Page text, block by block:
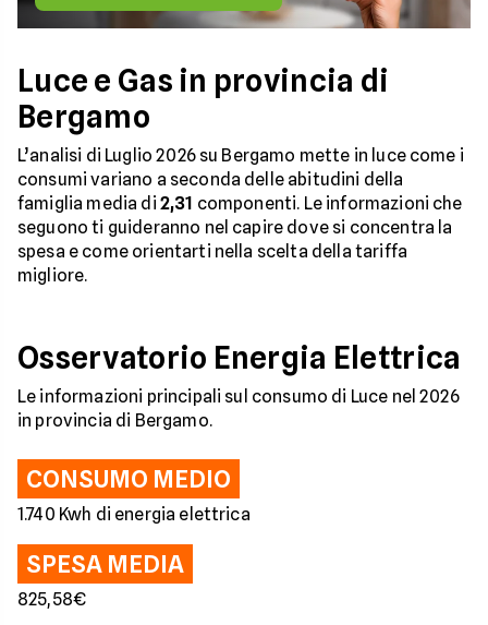
Luce e Gas in provincia di
Bergamo
L’analisi di Luglio 2026 su Bergamo mette in luce come i
consumi variano a seconda delle abitudini della
famiglia media di 2,31 componenti. Le informazioni che
seguono ti guideranno nel capire dove si concentra la
spesa e come orientarti nella scelta della tariffa
migliore.
Osservatorio Energia Elettrica
Le informazioni principali sul consumo di Luce nel 2026
in provincia di Bergamo.
CONSUMO MEDIO
1.740 Kwh di energia elettrica
SPESA MEDIA
825,58€